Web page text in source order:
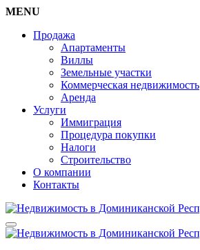
MENU
Продажа
Апартаменты
Виллы
Земельные участки
Коммерческая недвижимость
Аренда
Услуги
Иммиграция
Процедура покупки
Налоги
Строительство
О компании
Контакты